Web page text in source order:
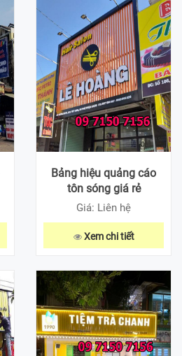
Bảng hiệu quảng cáo
tôn sóng giá rẻ
Giá: Liên hệ
Xem chi tiết